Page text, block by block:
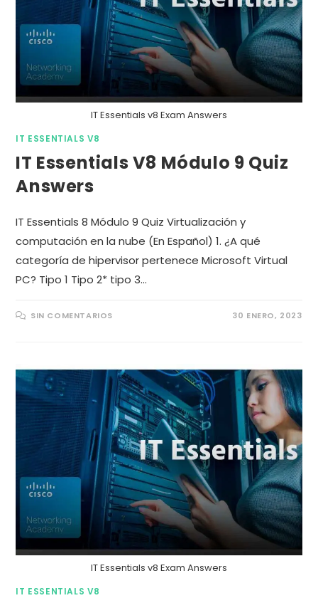
IT Essentials v8 Exam Answers
IT ESSENTIALS V8
IT Essentials V8 Módulo 9 Quiz
Answers
IT Essentials 8 Módulo 9 Quiz Virtualización y
computación en la nube (En Español) 1. ¿A qué
categoría de hipervisor pertenece Microsoft Virtual
PC? Tipo 1 Tipo 2* tipo 3…
SIN COMENTARIOS 30 ENERO, 2023
IT Essentials v8 Exam Answers
IT ESSENTIALS V8